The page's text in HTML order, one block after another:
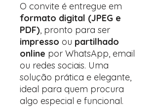
O convite é entregue em
formato digital (JPEG e
PDF), pronto para ser
impresso ou partilhado
online por WhatsApp, email
ou redes sociais. Uma
solução prática e elegante,
ideal para quem procura
algo especial e funcional.